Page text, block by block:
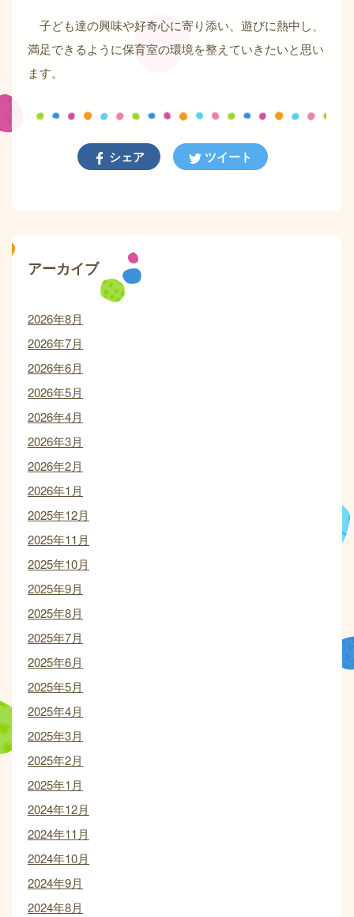
子ども達の興味や好奇心に寄り添い、遊びに熱中し、
満足できるように保育室の環境を整えていきたいと思い
ます。
シェア ツイート
アーカイブ
2026年8月
2026年7月
2026年6月
2026年5月
2026年4月
2026年3月
2026年2月
2026年1月
2025年12月
2025年11月
2025年10月
2025年9月
2025年8月
2025年7月
2025年6月
2025年5月
2025年4月
2025年3月
2025年2月
2025年1月
2024年12月
2024年11月
2024年10月
2024年9月
2024年8月